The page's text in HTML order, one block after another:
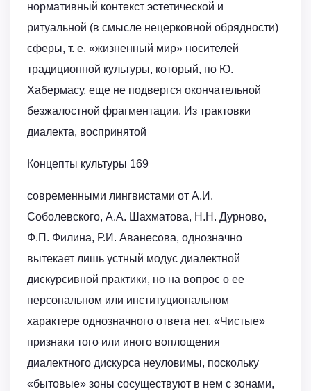
нормативный контекст эстетической и
ритуальной (в смысле нецерковной обрядности)
сферы, т. е. «жизненный мир» носителей
традиционной культуры, который, по Ю.
Хабермасу, еще не подвергся окончательной
безжалостной фрагментации. Из трактовки
диалекта, воспринятой
Концепты культуры 169
современными лингвистами от А.И.
Соболевского, А.А. Шахматова, Н.Н. Дурново,
Ф.П. Филина, Р.И. Аванесова, однозначно
вытекает лишь устный модус диалектной
дискурсивной практики, но на вопрос о ее
персональном или институциональном
характере однозначного ответа нет. «Чистые»
признаки того или иного воплощения
диалектного дискурса неуловимы, поскольку
«бытовые» зоны сосуществуют в нем с зонами,